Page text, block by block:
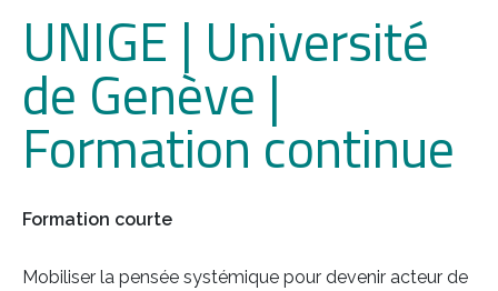
UNIGE | Université
de Genève |
Formation continue
Formation courte
Mobiliser la pensée systémique pour devenir acteur de